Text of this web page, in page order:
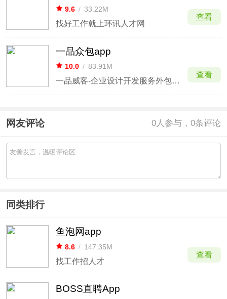
9.6 / 33.22M
找好工作就上环讯人才网
查看
一品众包app
10.0 / 83.91M
一品威客-企业设计开发服务外包平台
查看
网友评论 0 人参与，0条评论
同类排行
鱼泡网app
8.6 / 147.35M
找工作招人才
查看
BOSS直聘App